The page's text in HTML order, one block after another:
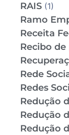
RAIS (1)
Ramo
Receita
Recibo
Rede
Redes
Redução
Redução
Redução